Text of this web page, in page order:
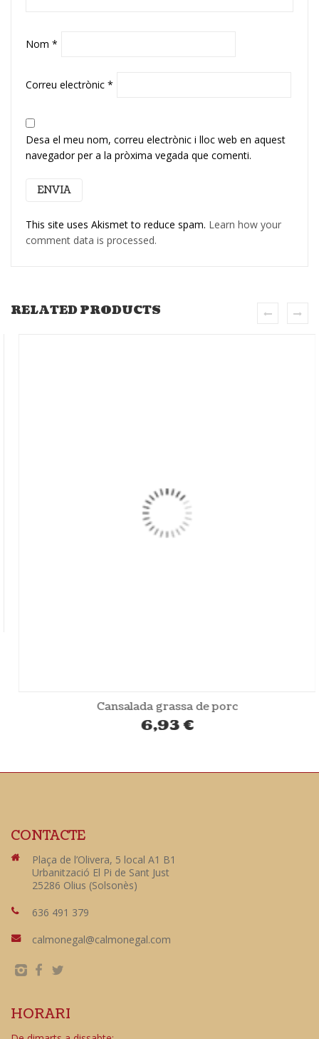
Nom *
Correu electrònic *
Desa el meu nom, correu electrònic i lloc web en aquest
navegador per a la pròxima vegada que comenti.
This site uses Akismet to reduce spam. Learn how your
comment data is processed.
RELATED PRODUCTS
Cansalada grassa de porc
6,93€
CONTACTE
Plaça de l’Olivera, 5 local A1 B1
Urbanització El Pi de Sant Just
25286 Olius (Solsonès)
636 491 379
calmonegal@calmonegal.com
HORARI